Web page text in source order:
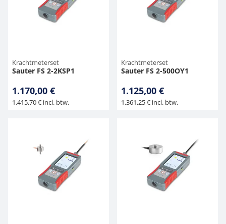
Krachtmeterset
Sauter FS 2-2KSP1
1.170,00 €
1.415,70 € incl. btw.
Krachtmeterset
Sauter FS 2-500OY1
1.125,00 €
1.361,25 € incl. btw.